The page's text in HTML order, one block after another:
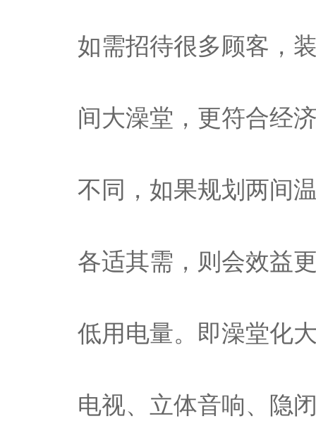
如需招待很多顾客，
间大澡堂，更符合经
不同，如果规划两间
各适其需，则会效益
低用电量。即澡堂化
电视、立体音响、隐